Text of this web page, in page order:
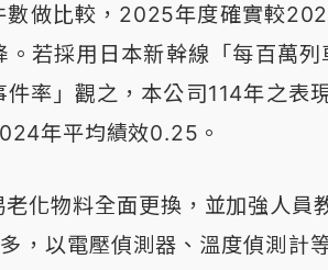
數做比較，2025年度確實較
。若採用日本新幹線「每百萬
件率」觀之，本公司114年之表
年平均績效0.25。
老化物料全面更換，並加強人
，以電壓偵測器、溫度偵測計